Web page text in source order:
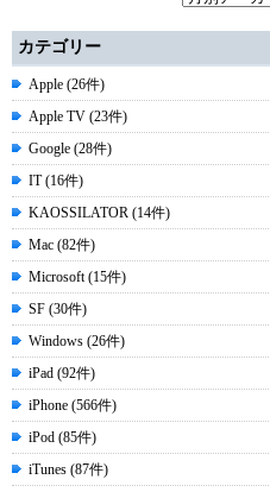
カテゴリー
Apple (26件)
Apple TV (23件)
Google (28件)
IT (16件)
KAOSSILATOR (14件)
Mac (82件)
Microsoft (15件)
SF (30件)
Windows (26件)
iPad (92件)
iPhone (566件)
iPod (85件)
iTunes (87件)